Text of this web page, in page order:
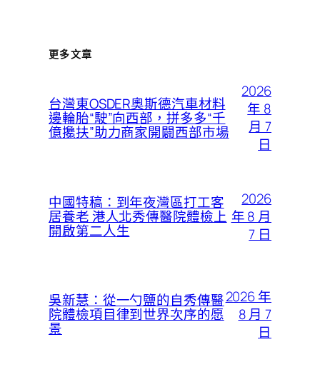
更多文章
台灣東OSDER奧斯德汽車材料
邊輪胎“駛”向西部，拼多多“千
億攙扶”助力商家開闢西部市場
2026
年 8
月 7
日
中國特稿：到年夜灣區打工客
居養老 港人北秀傳醫院體檢上
開啟第二人生
2026
年 8 月
7 日
吳新慧：從一勺鹽的自秀傳醫
院體檢項目律到世界次序的愿
景
2026 年
8 月 7
日